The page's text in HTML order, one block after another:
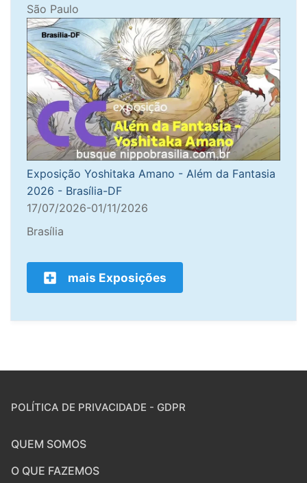
São Paulo
Exposição Yoshitaka Amano - Além da Fantasia
2026 - Brasília-DF
17/07/2026-01/11/2026
Brasília
mais Exposições
POLÍTICA DE PRIVACIDADE - GDPR
QUEM SOMOS
O QUE FAZEMOS